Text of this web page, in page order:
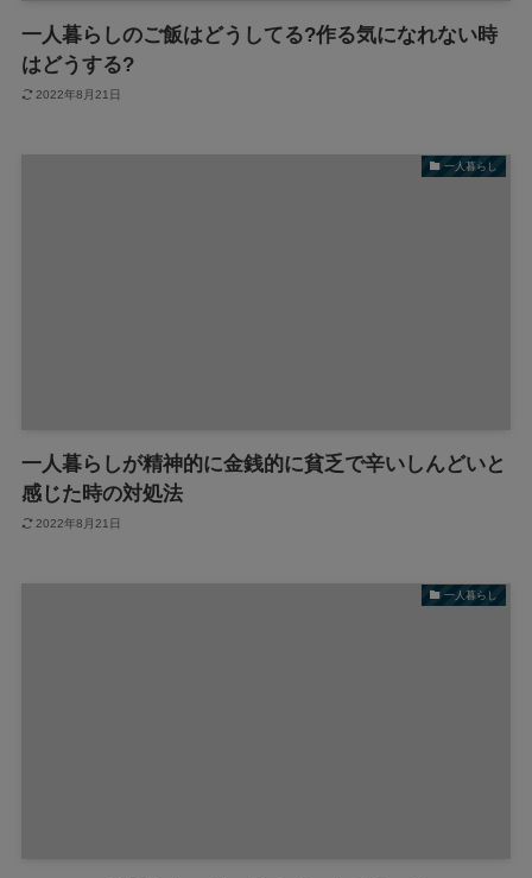
一人暮らしのご飯はどうしてる?作る気になれない時
はどうする?
2022年8月21日
一人暮らし
一人暮らしが精神的に金銭的に貧乏で辛いしんどいと
感じた時の対処法
2022年8月21日
一人暮らし